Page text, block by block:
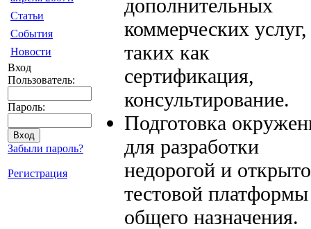
Статьи
События
Новости
Вход
Пользователь:
Пароль:
Забыли пароль?
Регистрация
дополнительных
коммерческих услуг,
таких как
сертификация,
консультирование.
Подготовка
для разработки
недорогой и
тестовой платформы
общего назначения.